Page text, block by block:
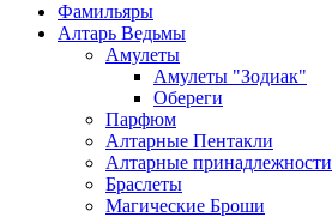
Фамильяры
Алтарь Ведьмы
Амулеты
Амулеты "Зодиак"
Обереги
Парфюм
Алтарные Пентакли
Алтарные принадлежности
Браслеты
Магические Броши